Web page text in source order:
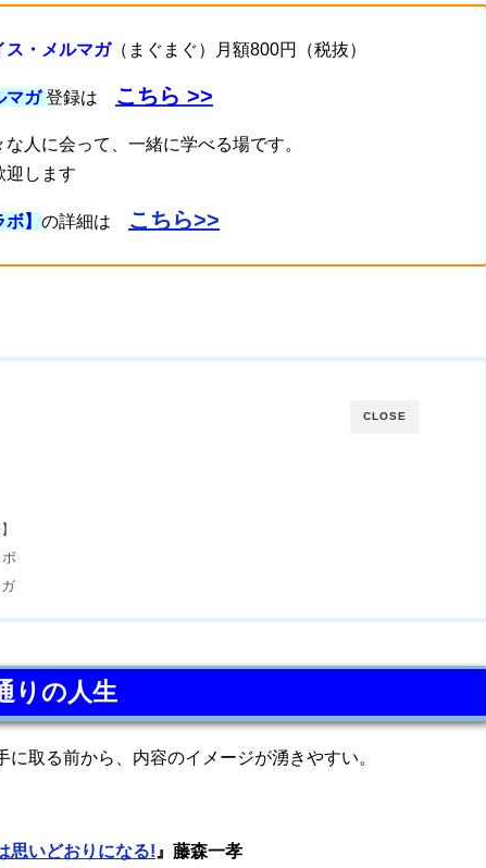
ス・メルマガ（まぐまぐ）月額800円（税抜）
マガ 登録は こちら >>
人に会って、一緒に学べる場です。
迎します
】 の詳細は こちら>>
CLOSE
りの人生
取る前から、内容のイメージが湧きやすい。
思いどおりになる! 』 藤森一孝